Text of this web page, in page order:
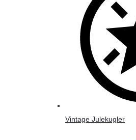
Vintage Julekugler